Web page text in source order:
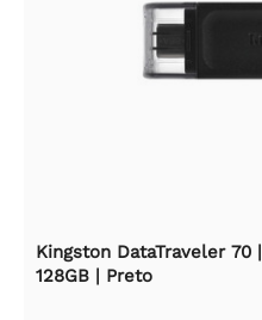
Kingston DataTraveler 70
128GB | Preto